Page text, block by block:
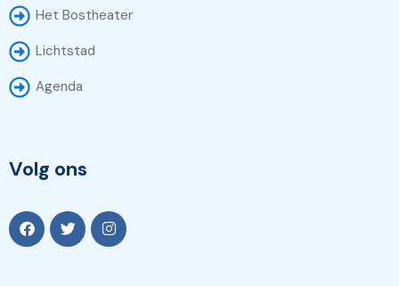
Het Bostheater
Lichtstad
Agenda
Volg ons